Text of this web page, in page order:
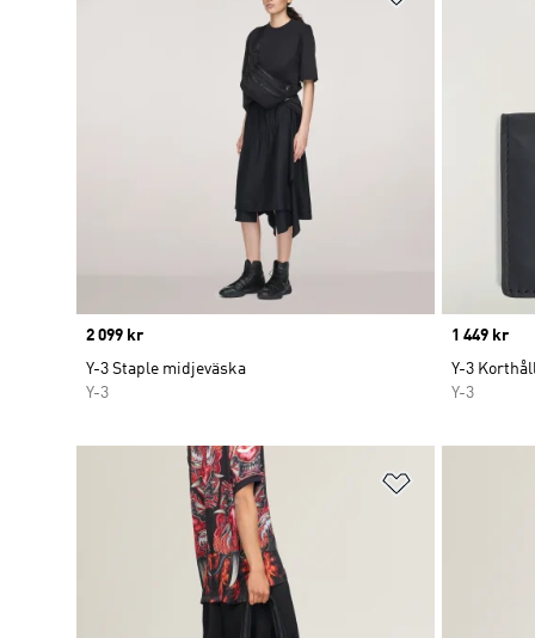
Price
2 099 kr
Y-3 Staple midjeväska
Y-3
Price
1 449 kr
Y-3
Y-3
Lägg till på